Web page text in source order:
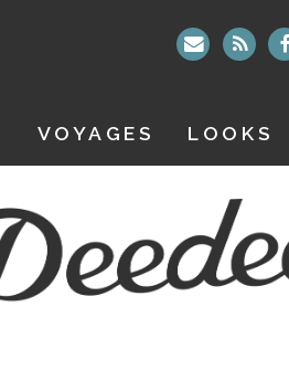
VOYAGES LOOKS